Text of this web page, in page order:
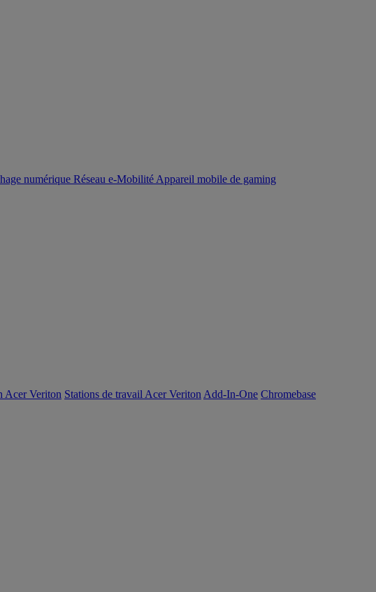
numérique Réseau e-Mobilité Appareil mobile de gaming
Acer Veriton Stations de travail Acer Veriton Add-In-One Chromebase